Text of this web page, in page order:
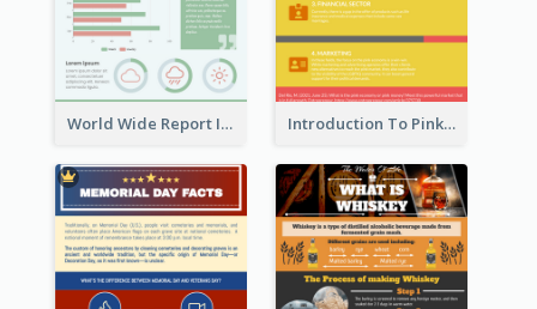
World Wide Report Infographic Introduction To Pink Economy Infographic